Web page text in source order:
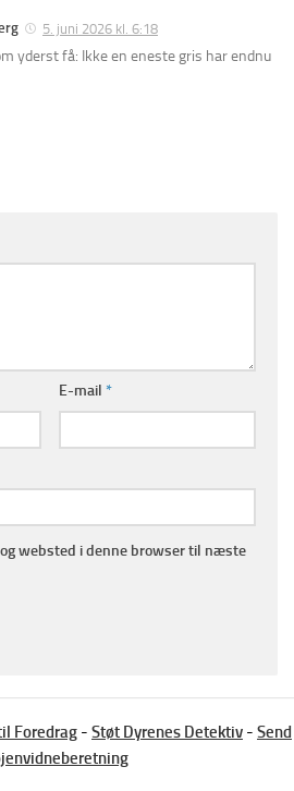
5. juni 2026 kl. 6:18
yderst få: Ikke en eneste gris har endnu
E-mail *
websted i denne browser til næste
Foredrag - Støt Dyrenes Detektiv - Send